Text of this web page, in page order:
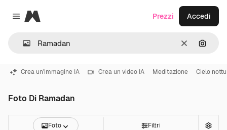
Close menu
Magnific
CancellaCerca
Prezzi Accedi
Crea un'immagine IA Crea un video IA Meditazione Cielo
Foto Di Ramadan
Foto Filtri